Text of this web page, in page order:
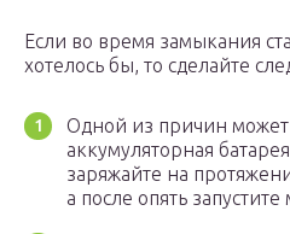
Если во время замыкания
хотелось бы, то сделайте
Одной из причин может
аккумуляторная
заряжайте на
а после опять запустите